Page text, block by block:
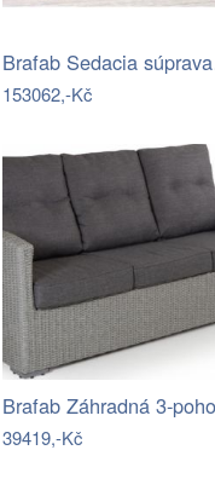
153062,-Kč
39419,-Kč